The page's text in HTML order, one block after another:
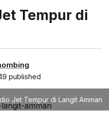
Tempur di
published
Jet Tempur di Langit Amman